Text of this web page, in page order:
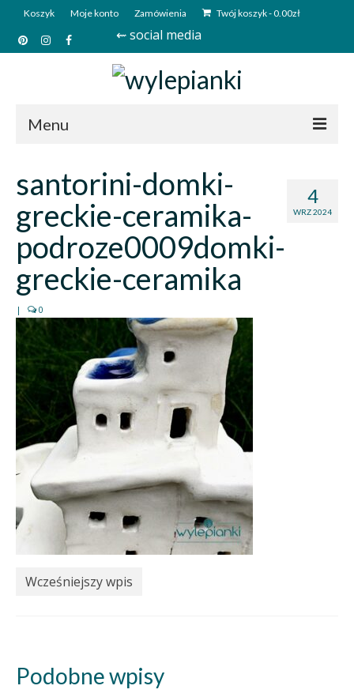
Koszyk Moje konto Zamówienia Twój koszyk-0.00zł
⇜ social media
Menu
Sklep
Kim jesteśmy?
Kontakt
4
WRZ 2024
santorini-domki-
greckie-ceramika-
podroze0009domki-
greckie-ceramika
| 0
Wcześniejszy wpis
Podobne wpisy